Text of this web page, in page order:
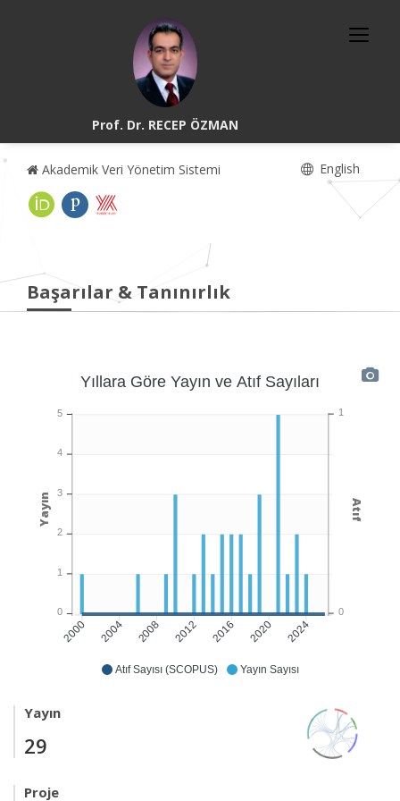
Prof. Dr. RECEP ÖZMAN
Akademik Veri Yönetim Sistemi English
Başarılar & Tanınırlık
Atıf Sayısı (SCOPUS) Yayın Sayısı
2000 2004 2008 2012 2016 2020 2024
Yıllara Göre Yayın ve Atıf Sayıları
1
0
Atıf
5
4
3
2
1
0
Yayın
Yayın
29
Proje